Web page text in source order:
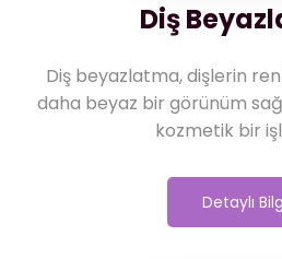
Diş
Diş beyazlatma, dişlerin
daha beyaz bir görünüm
kozmetik bir
Detaylı